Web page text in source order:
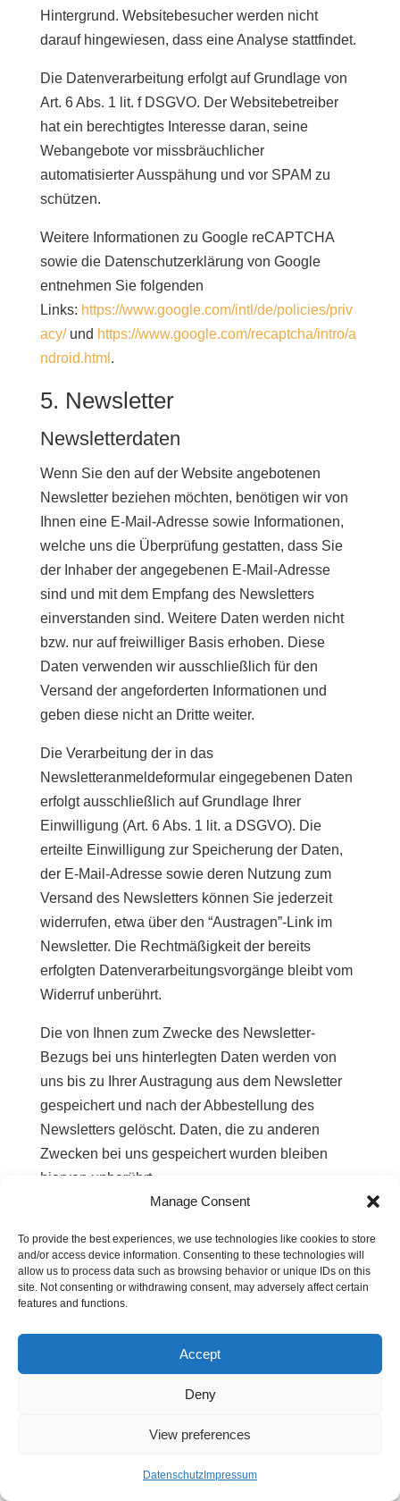
Manage Consent
To provide the best experiences, we use technologies like cookies to store
and/or access device information. Consenting to these technologies will
allow us to process data such as browsing behavior or unique IDs on this
site. Not consenting or withdrawing consent, may adversely affect certain
features and functions.
Accept
Deny
View preferences
Datenschutz Impressum
Hintergrund. Websitebesucher werden nicht
darauf hingewiesen, dass eine Analyse stattfindet.
Die Datenverarbeitung erfolgt auf Grundlage von
Art. 6 Abs. 1 lit. f DSGVO. Der Websitebetreiber
hat ein berechtigtes Interesse daran, seine
Webangebote vor missbräuchlicher
automatisierter Ausspähung und vor SPAM zu
schützen.
Weitere Informationen zu Google reCAPTCHA
sowie die Datenschutzerklärung von Google
entnehmen Sie folgenden
Links: https://www.google.com/intl/de/policies/priv
acy/und https://www.google.com/recaptcha/intro/a
ndroid.html .
5. Newsletter
Newsletterdaten
Wenn Sie den auf der Website angebotenen
Newsletter beziehen möchten, benötigen wir von
Ihnen eine E-Mail-Adresse sowie Informationen,
welche uns die Überprüfung gestatten, dass Sie
der Inhaber der angegebenen E-Mail-Adresse
sind und mit dem Empfang des Newsletters
einverstanden sind. Weitere Daten werden nicht
bzw. nur auf freiwilliger Basis erhoben. Diese
Daten verwenden wir ausschließlich für den
Versand der angeforderten Informationen und
geben diese nicht an Dritte weiter.
Die Verarbeitung der in das
Newsletteranmeldeformular eingegebenen Daten
erfolgt ausschließlich auf Grundlage Ihrer
Einwilligung (Art. 6 Abs. 1 lit. a DSGVO). Die
erteilte Einwilligung zur Speicherung der Daten,
der E-Mail-Adresse sowie deren Nutzung zum
Versand des Newsletters können Sie jederzeit
widerrufen, etwa über den “Austragen”-Link im
Newsletter. Die Rechtmäßigkeit der bereits
erfolgten Datenverarbeitungsvorgänge bleibt vom
Widerruf unberührt.
Die von Ihnen zum Zwecke des Newsletter-
Bezugs bei uns hinterlegten Daten werden von
uns bis zu Ihrer Austragung aus dem Newsletter
gespeichert und nach der Abbestellung des
Newsletters gelöscht. Daten, die zu anderen
Zwecken bei uns gespeichert wurden bleiben
hiervon unberührt.
Diese Website nutzt die Dienste von MailChimp
für den Versand von Newslettern. Anbieter ist die
Rocket Science Group LLC, 675 Ponce De Leon
MailChimp ist ein Dienst, mit dem u.a. der Versand
von Newslettern organisiert und analysiert werden
Newsletterbezugs eingeben (z.B. E-Mail-Adresse),
den USA gespeichert.